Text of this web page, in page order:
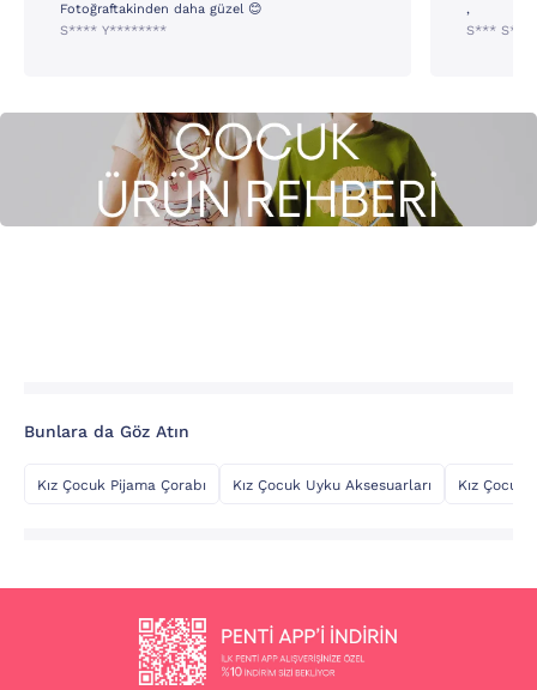
Fotoğraftakinden daha güzel 😊
S**** Y********
,
S***
Bunlara da Göz Atın
Kız Çocuk Pijama Çorabı Kız Çocuk Uyku Aksesuarları Kız Çocuk